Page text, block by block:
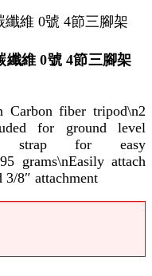
纖維 0號 4節三腳架
Carbon fiber tripod\n2
for ground level
strap for easy
grams\nEasily attach
3/8″ attachment